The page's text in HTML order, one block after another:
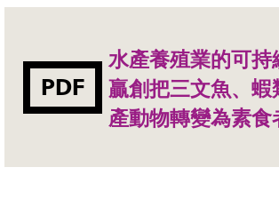
PDF
水產養殖業的可
贏創把三文魚、蝦
產動物轉變為素食